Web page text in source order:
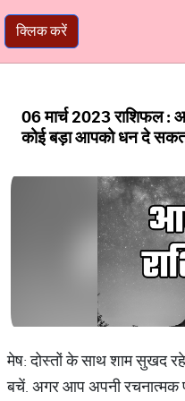
क्लिक करें
06 मार्च 2023 राशिफल :
कोई बड़ा आपको धन दे
मेष: दोस्तों के साथ शाम सुखद
बचें. अगर आप अपनी रचनात्मक